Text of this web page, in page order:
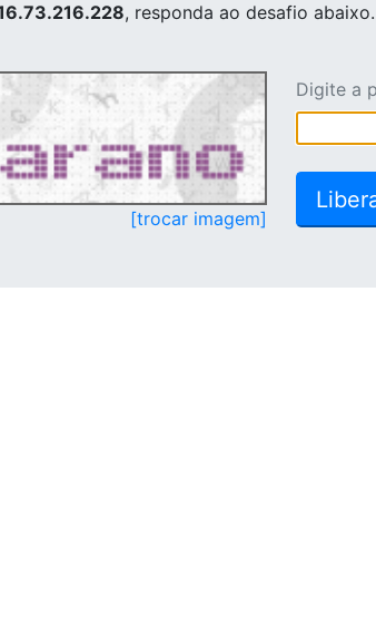
, responda ao desafio abaixo.
[trocar imagem]
Digite a